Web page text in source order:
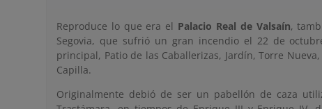
Reproduce lo que era el Palacio Real de Valsaín,
Segovia, que sufrió un gran incendio el 22 de
principal, Patio de las Caballerizas, Jardín, Torre
Capilla.
Originalmente debió de ser un pabellón de caza